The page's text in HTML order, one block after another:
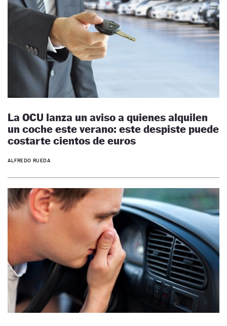
La OCU lanza un aviso a quienes alquilen
un coche este verano: este despiste puede
costarte cientos de euros
ALFREDO RUEDA